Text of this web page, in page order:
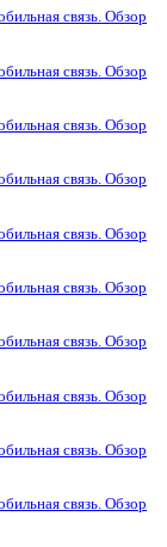
связь. Обзор
связь. Обзор
связь. Обзор
связь. Обзор
связь. Обзор
связь. Обзор
связь. Обзор
связь. Обзор
связь. Обзор
связь. Обзор